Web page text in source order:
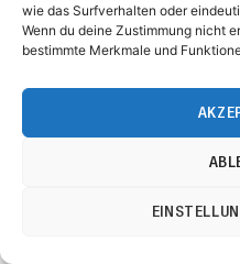
wie das Surfverhalten oder
Wenn du deine Zustimmung nicht
bestimmte Merkmale und